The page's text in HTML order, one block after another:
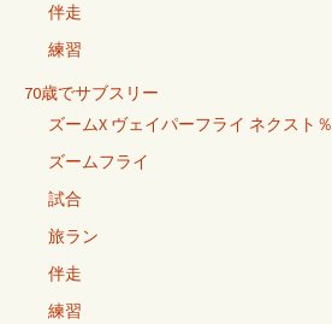
伴走
練習
70歳でサブスリー
ズームX ヴェイパーフライ ネクスト％
ズームフライ
試合
旅ラン
伴走
練習